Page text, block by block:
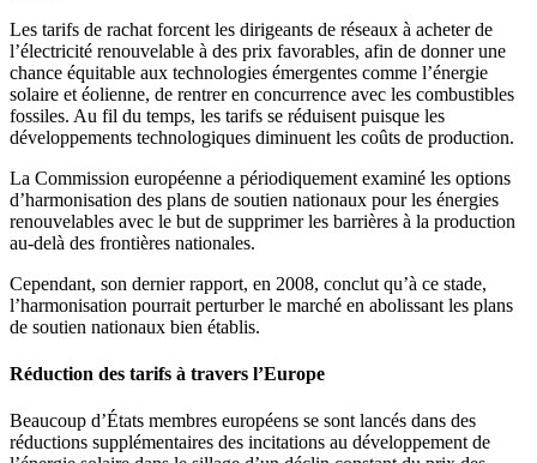
Les tarifs de rachat forcent les dirigeants de réseaux à acheter de
l’électricité renouvelable à des prix favorables, afin de donner une
chance équitable aux technologies émergentes comme l’énergie
solaire et éolienne, de rentrer en concurrence avec les combustibles
fossiles. Au fil du temps, les tarifs se réduisent puisque les
développements technologiques diminuent les coûts de production.
La Commission européenne a périodiquement examiné les options
d’harmonisation des plans de soutien nationaux pour les énergies
renouvelables avec le but de supprimer les barrières à la production
au-delà des frontières nationales.
Cependant, son dernier rapport, en 2008, conclut qu’à ce stade,
l’harmonisation pourrait perturber le marché en abolissant les plans
de soutien nationaux bien établis.
Réduction des tarifs à travers l’Europe
Beaucoup d’États membres européens se sont lancés dans des
réductions supplémentaires des incitations au développement de